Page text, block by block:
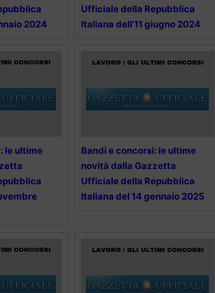
2024
Ufficiale della Repubblica
Italiana dell’11 giugno 2024
le ultime
Bandi e concorsi: le ultime
novità dalla Gazzetta
Ufficiale della Repubblica
Italiana del 14 gennaio 2025